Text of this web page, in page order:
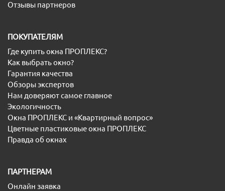
Отзывы партнеров
ПОКУПАТЕЛЯМ
Где купить окна ПРОПЛЕКС?
Как выбрать окно?
Гарантия качества
Обзоры экспертов
Нам доверяют самое главное
Экологичность
Окна ПРОПЛЕКС и «Квартирный вопрос»
Цветные пластиковые окна ПРОПЛЕКС
Правда об окнах
ПАРТНЕРАМ
Онлайн заявка